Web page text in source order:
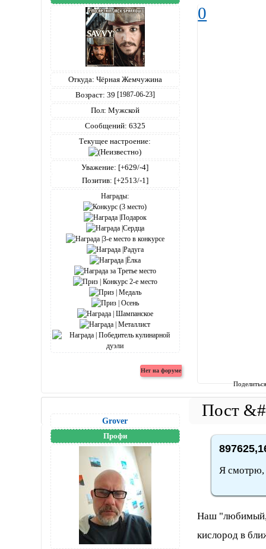
Откуда: Чёрная Жемчужина
Возраст: 39 [1987-06-23]
Пол: Мужской
Сообщений: 6325
Текущее настроение:
Уважение: [+629/-4]
Позитив: [+2513/-1]
Награды:
0
Grover
Профи
Я смотрю,
Наш "любимый,
кислород в